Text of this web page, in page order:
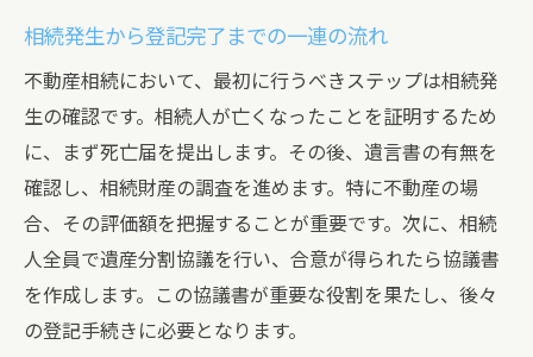
相続発生から登記完了までの一連の流れ
不動産相続において、最初に行うべきステップは相続発
生の確認です。相続人が亡くなったことを証明するため
に、まず死亡届を提出します。その後、遺言書の有無を
確認し、相続財産の調査を進めます。特に不動産の場
合、その評価額を把握することが重要です。次に、相続
人全員で遺産分割協議を行い、合意が得られたら協議書
を作成します。この協議書が重要な役割を果たし、後々
の登記手続きに必要となります。